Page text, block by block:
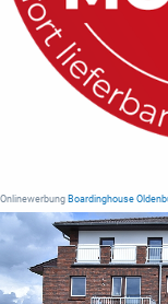
Onlinewerbung Boardinghouse